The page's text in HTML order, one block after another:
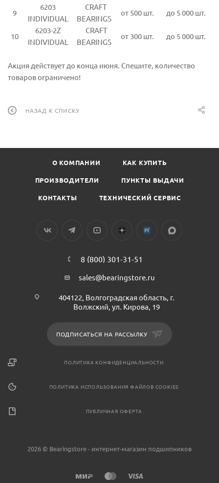
9
6203
INDIVIDUAL
CRAFT
BEARINGS
от 500 шт. до 5 000 шт.
10
6203-2Z
INDIVIDUAL
CRAFT
BEARINGS
от 300 шт. до 5 000 шт.
Акция действует до конца июня. Спешите, количество
товаров ограничено!
НАЗАД К СПИСКУ
О КОМПАНИИ КАК КУПИТЬ
ПРОИЗВОДИТЕЛИ ПУНКТЫ ВЫДАЧИ
КОНТАКТЫ ТЕХНИЧЕСКИЙ СЕРВИС
8 (800) 301-31-51
sales@bearingstore.ru
404122, Волгоградская область, г.
Волжский, ул. Кирова, 19
ПОДПИСАТЬСЯ НА РАССЫЛКУ
ПОЛИТИКА КОНФИДЕНЦИАЛЬНОСТИ
ПОЛИТИКА ИСПОЛЬЗОВАНИЯ ФАЙЛОВ COOKIES
ПУБЛИЧНАЯ ОФЕРТА
2026 © Bearingstore - интернет-магазин подшипников